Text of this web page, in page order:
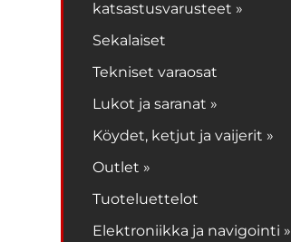
katsastusvarusteet »
Sekalaiset
Tekniset varaosat
Lukot ja saranat »
Köydet, ketjut ja vaijerit »
Outlet »
Tuoteluettelot
Elektroniikka ja navigointi »